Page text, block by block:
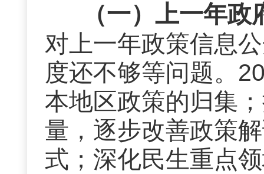
（一）上一年
对上一年政策信息
度还不够等问题。
本地区政策的归集
量，逐步改善政策
式；深化民生重点